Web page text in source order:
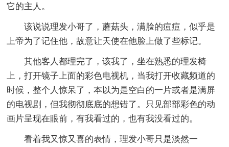
它的主人。
该说说理发小哥了，蘑菇头，满脸的痘痘，似乎是
上帝为了记住他，故意让天使在他脸上做了些标记。
其他客人都理完了，该我了，坐在熟悉的理发椅
上，打开镜子上面的彩色电视机，当我打开收藏频道的
时候，整个人惊呆了，本以为是空白的一片或者是满屏
的电视剧，但我彻彻底底的想错了。只见部部彩色的动
画片呈现在眼前，有我看过的，也有我没看过的。
看着我又惊又喜的表情，理发小哥只是淡然一